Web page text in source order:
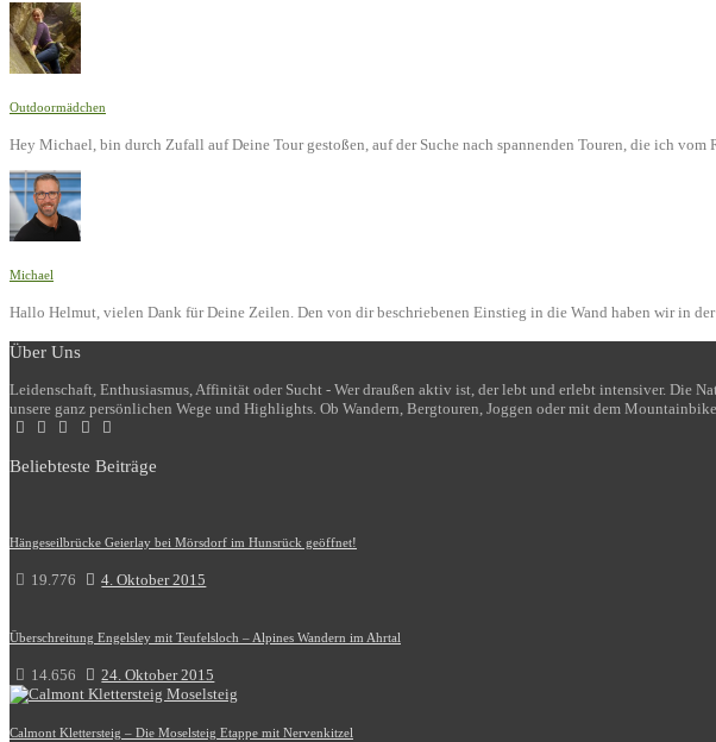
Outdoormädchen
Hey Michael, bin durch Zufall auf Deine Tour gestoßen, auf der Suche nach spannenden Touren, die ich
Michael
Hallo Helmut, vielen Dank für Deine Zeilen. Den von dir beschriebenen Einstieg in die Wand haben wir in
Über Uns
Leidenschaft, Enthusiasmus, Affinität oder Sucht - Wer draußen aktiv ist, der lebt und erlebt intensiver. Die
unsere ganz persönlichen Wege und Highlights. Ob Wandern, Bergtouren, Joggen oder mit dem
Beliebteste Beiträge
Hängeseilbrücke Geierlay bei Mörsdorf im Hunsrück geöffnet!
19.776 4. Oktober 2015
Überschreitung Engelsley mit Teufelsloch – Alpines Wandern im Ahrtal
14.656 24. Oktober 2015
Calmont Klettersteig – Die Moselsteig Etappe mit Nervenkitzel